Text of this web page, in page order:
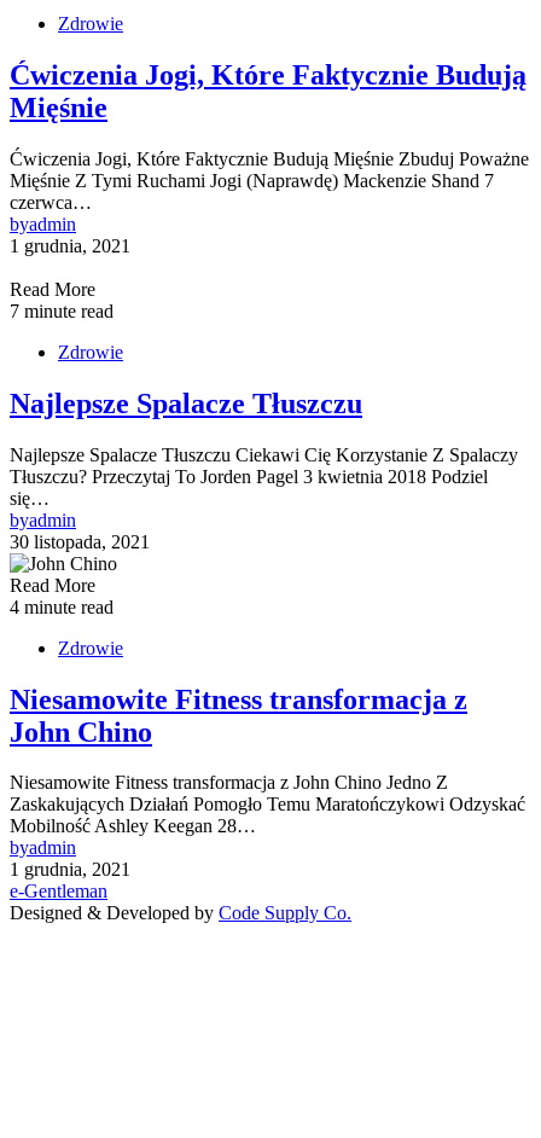
Zdrowie
Ćwiczenia Jogi, Które Faktycznie Budują
Mięśnie
Ćwiczenia Jogi, Które Faktycznie Budują Mięśnie Zbuduj Poważne
Mięśnie Z Tymi Ruchami Jogi (Naprawdę) Mackenzie Shand 7
czerwca…
byadmin
1 grudnia, 2021
Read More
7 minute read
Zdrowie
Najlepsze Spalacze Tłuszczu
Najlepsze Spalacze Tłuszczu Ciekawi Cię Korzystanie Z Spalaczy
Tłuszczu? Przeczytaj To Jorden Pagel 3 kwietnia 2018 Podziel
się…
byadmin
30 listopada, 2021
Read More
4 minute read
Zdrowie
Niesamowite Fitness transformacja z
John Chino
Niesamowite Fitness transformacja z John Chino Jedno Z
Zaskakujących Działań Pomogło Temu Maratończykowi Odzyskać
Mobilność Ashley Keegan 28…
byadmin
1 grudnia, 2021
e-Gentleman
Designed & Developed by Code Supply Co.